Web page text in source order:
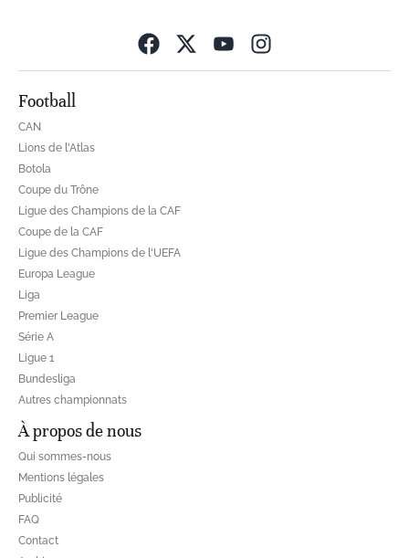
Football
CAN
Lions de l'Atlas
Botola
Coupe du Trône
Ligue des Champions de la CAF
Coupe de la CAF
Ligue des Champions de l'UEFA
Europa League
Liga
Premier League
Série A
Ligue 1
Bundesliga
Autres championnats
À propos de nous
Qui sommes-nous
Mentions légales
Publicité
FAQ
Contact